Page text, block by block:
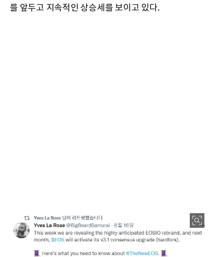
를 앞두고 지속적인 상승세를 보이고 있다.